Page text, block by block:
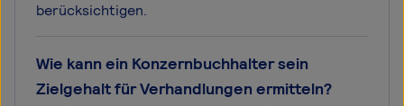
berücksichtigen.
Wie kann ein Konzernbuchhalter sein
Zielgehalt für Verhandlungen ermitteln?